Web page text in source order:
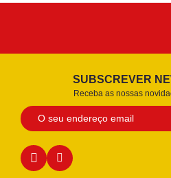
SUBSCREVER
Receba as nossas